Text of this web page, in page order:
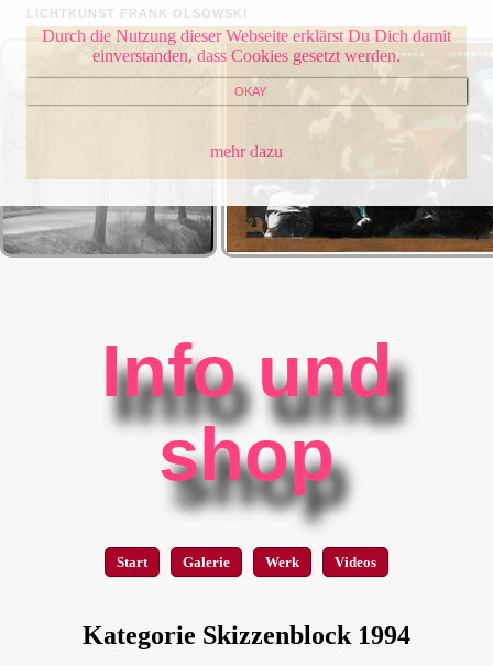
Durch die Nutzung dieser Webseite erklärst Du Dich damit
einverstanden, dass Cookies gesetzt werden.
OKAY
mehr dazu
LICHTKUNST FRANK OLSOWSKI
Info und
shop
Start Galerie Werk Videos
Kategorie Skizzenblock 1994